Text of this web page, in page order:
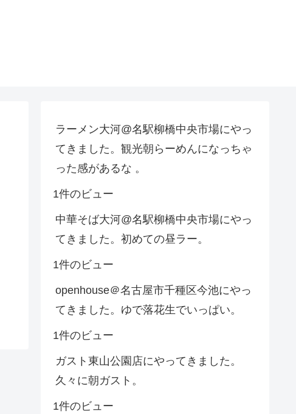
ラーメン大河@名駅柳橋中央市場にやっ
てきました。観光朝らーめんになっちゃ
った感があるな 。
1件のビュー
中華そば大河@名駅柳橋中央市場にやっ
てきました。初めての昼ラー。
1件のビュー
openhouse＠名古屋市千種区今池にやっ
てきました。ゆで落花生でいっぱい。
1件のビュー
ガスト東山公園店にやってきました。
久々に朝ガスト。
1件のビュー